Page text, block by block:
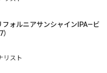
フォルニアサンシャインIPA―ビ
リスト